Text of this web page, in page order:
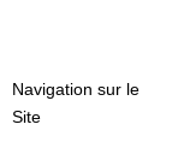
Navigation sur le
Site